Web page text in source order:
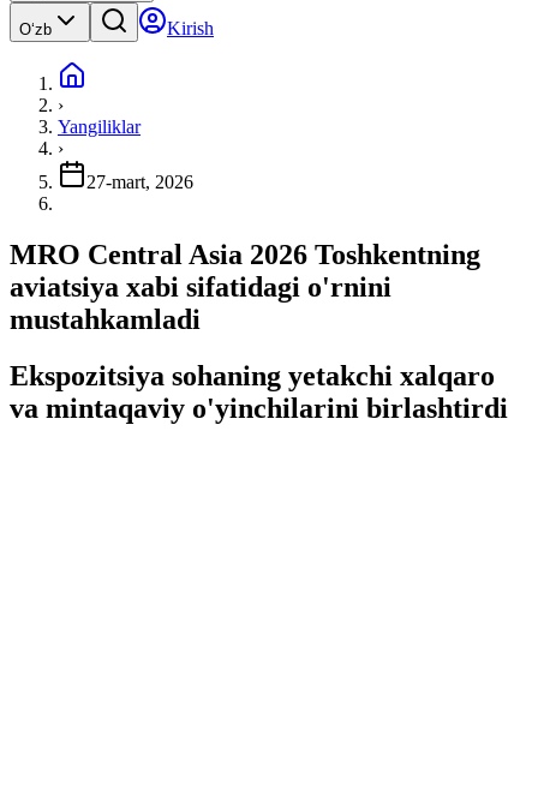
Oʻzb Kirish
›
Yangiliklar
›
27-mart, 2026
MRO Central Asia 2026 Toshkentning
aviatsiya xabi sifatidagi o'rnini
mustahkamladi
Ekspozitsiya sohaning yetakchi xalqaro
va mintaqaviy o'yinchilarini birlashtirdi